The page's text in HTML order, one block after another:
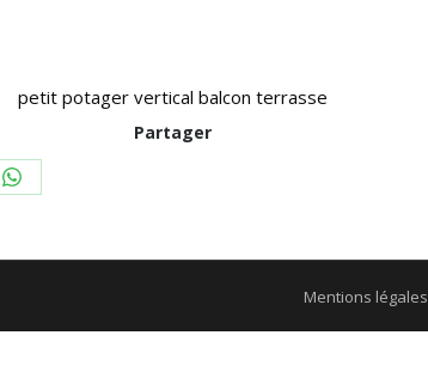
petit potager vertical balcon terrasse
Partager
Partager
WhatsApp
Mentions légales